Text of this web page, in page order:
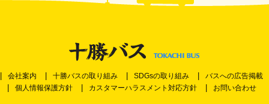
会社案内 十勝バスの取り組み SDGsの取り組み
バスへの広告掲載
個人情報保護方針
カスタマーハラスメント対応方針 お問い合わせ